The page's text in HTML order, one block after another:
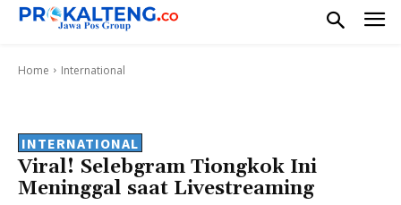
Home International
INTERNATIONAL
Viral! Selebgram Tiongkok Ini
Meninggal saat Livestreaming